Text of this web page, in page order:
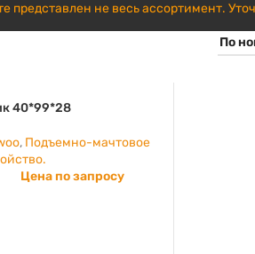
представлен не весь ассортимент.
40*99*28
, Подъемно-мачтовое
Цена по запросу